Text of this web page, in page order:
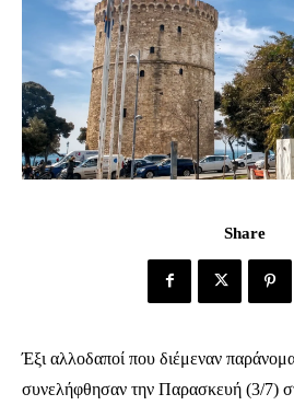
Share
Έξι αλλοδαποί που διέμεναν
συνελήφθησαν την Παρασκευή (3/7)